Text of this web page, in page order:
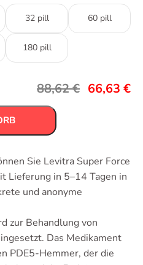
32 pill 60 pill
180 pill
88,62€ 66,63 €
Sie Levitra Super Force
Lieferung in 5–14 Tagen in
und anonyme
zur Behandlung von
Das Medikament
PDE5-Hemmer, der die